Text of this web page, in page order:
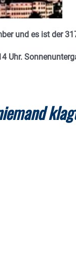
und es ist der
Uhr.